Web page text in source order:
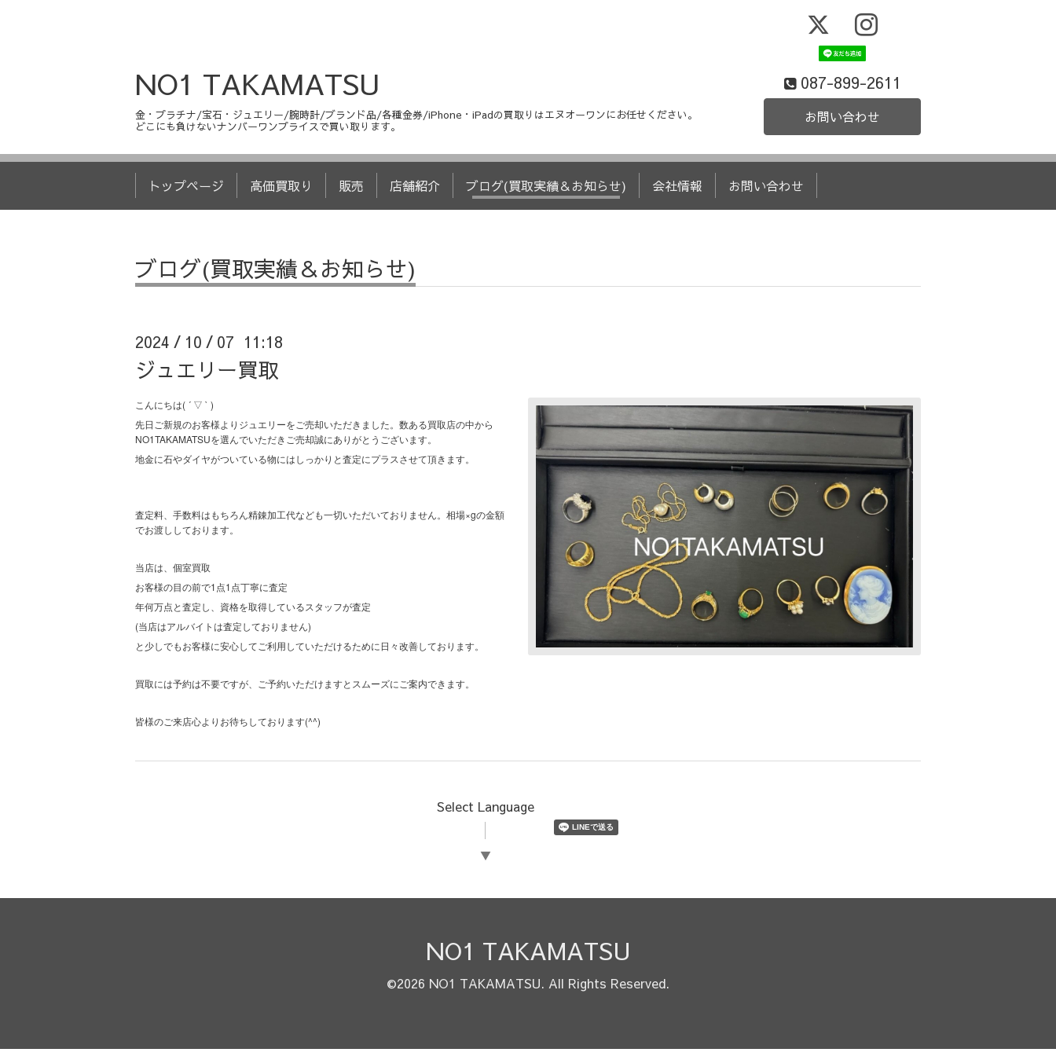
NO1 TAKAMATSU
金・プラチナ/宝石・ジュエリー/腕時計/ブランド品/各種金券/iPhone・iPadの買取りはエヌオーワンにお任せください。
どこにも負けないナンバーワンプライスで買い取ります。
087-899-2611
お問い合わせ
トップページ 高価買取り 販売 店舗紹介 ブログ(買取実績＆お知らせ) 会社情報 お問い合わせ
ブログ(買取実績＆お知らせ)
2024 / 10 / 07 11:18
ジュエリー買取
こんにちは( ´ ▽ ` )
先日ご新規のお客様よりジュエリーをご売却いただきました。数ある買取店の中から
NO1TAKAMATSUを選んでいただきご売却誠にありがとうございます。
地金に石やダイヤがついている物にはしっかりと査定にプラスさせて頂きます。
査定料、手数料はもちろん精錬加工代なども一切いただいておりません。相場×gの金額
でお渡ししております。
当店は、個室買取
お客様の目の前で1点1点丁寧に査定
年何万点と査定し、資格を取得しているスタッフが査定
(当店はアルバイトは査定しておりません)
と少しでもお客様に安心してご利用していただけるために日々改善しております。
買取には予約は不要ですが、ご予約いただけますとスムーズにご案内できます。
皆様のご来店心よりお待ちしております(^^)
Select Language
▼
NO1 TAKAMATSU
©2026 NO1 TAKAMATSU. All Rights Reserved.